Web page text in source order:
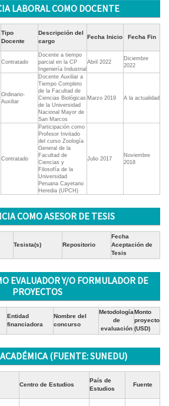
LABORAL COMO DOCENTE
Tipo
Docente
Descripción del
cargo
Fecha Inicio Fecha Fin
Contratado
Docente a tiempo
parcial en la CP
Ingeniería Industrial
Abril 2022
Diciembre
2022
Ordinario-
Auxiliar
Docente Auxiliar a
Tiempo Completo
de la Facultad de
Ciencias Biológicas
de la Universidad
Nacional Mayor de
San Marcos
Marzo 2019 A la actualidad
Contratado
Participación como
Profesor Invitado
del curso Zoología
General de la
Facultad de
Ciencias y
Filosofía de la
Universidad
Peruana Cayetano
Heredia (UPCH)
Julio 2017
Noviembre
2018
COMO ASESOR DE TESIS
Tesista(s) Repositorio
Fecha
Aceptación de
Tesis
EVALUADOR Y/O FORMULADOR DE
PROYECTOS
Entidad
financiadora
Nombre del
concurso
Metodología
de
evaluación
Monto
proyecto
(USD)
(FUENTE: SUNEDU)
Centro de Estudios
País de
Estudios
Fuente